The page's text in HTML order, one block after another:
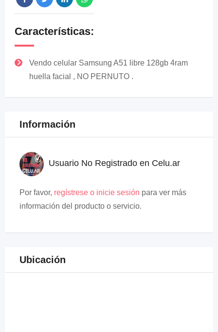
Características:
Vendo celular Samsung A51 libre 128gb 4ram
huella facial , NO PERNUTO .
Información
Usuario No Registrado en Celu.ar
Por favor, regístrese o inicie sesión para ver más
información del producto o servicio.
Ubicación